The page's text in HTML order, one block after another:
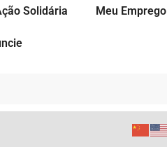
Solidária Meu Emprego